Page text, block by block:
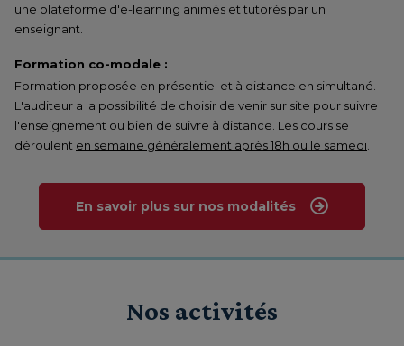
une plateforme d'e-learning animés et tutorés par un
enseignant.
Formation co-modale :
Formation proposée en présentiel et à distance en simultané.
L'auditeur a la possibilité de choisir de venir sur site pour suivre
l'enseignement ou bien de suivre à distance. Les cours se
déroulent en semaine généralement après 18h ou le samedi
En savoir plus sur nos modalités
Nos activités